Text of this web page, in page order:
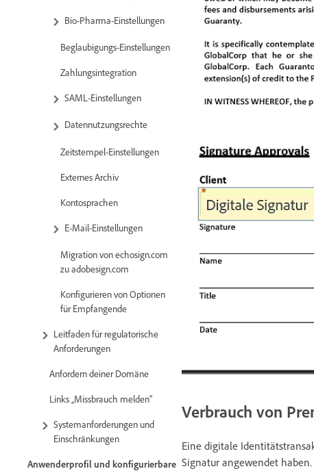
Bio-Pharma-Einstellungen
Beglaubigungs-Einstellungen
Zahlungsintegration
SAML-Einstellungen
Datennutzungsrechte
Zeitstempel-Einstellungen
Externes Archiv
Kontosprachen
E-Mail-Einstellungen
Migration von echosign.com
zu adobesign.com
Konfigurieren von Optionen
für Empfangende
Leitfaden für regulatorische
Anforderungen
Anfordern deiner Domäne
Links „Missbrauch melden“
Systemanforderungen und
Einschränkungen
Anwenderprofil und konfigurierbare
Verbrauch von
Eine digitale
Signatur angewendet haben.